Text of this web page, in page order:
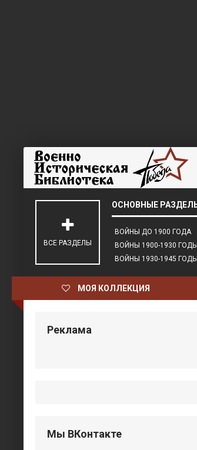
ВОЙНЫ ДО 1900 ГОДА
ВОЙНЫ 1900-1930 ГОДЫ
ВОЙНЫ 1930-1945 ГОДЫ
ВСЕ РАЗДЕЛЫ
МОЯ КОЛЛЕКЦИЯ
Реклама
Мы ВКонтакте